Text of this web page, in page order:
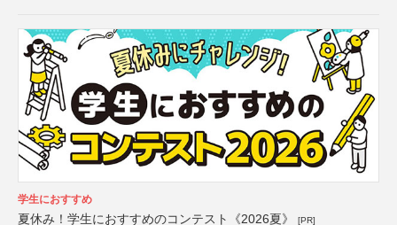
学生におすすめ
夏休み！学生におすすめのコンテスト《2026夏》 [PR]